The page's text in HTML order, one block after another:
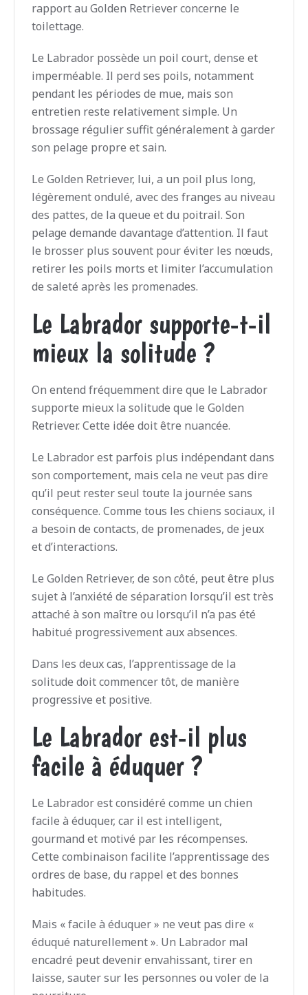
rapport au Golden Retriever concerne le
toilettage.
Le Labrador possède un poil court, dense et
imperméable. Il perd ses poils, notamment
pendant les périodes de mue, mais son
entretien reste relativement simple. Un
brossage régulier suffit généralement à garder
son pelage propre et sain.
Le Golden Retriever, lui, a un poil plus long,
légèrement ondulé, avec des franges au niveau
des pattes, de la queue et du poitrail. Son
pelage demande davantage d’attention. Il faut
le brosser plus souvent pour éviter les nœuds,
retirer les poils morts et limiter l’accumulation
de saleté après les promenades.
Le Labrador supporte-t-il
mieux la solitude ?
On entend fréquemment dire que le Labrador
supporte mieux la solitude que le Golden
Retriever. Cette idée doit être nuancée.
Le Labrador est parfois plus indépendant dans
son comportement, mais cela ne veut pas dire
qu’il peut rester seul toute la journée sans
conséquence. Comme tous les chiens sociaux, il
a besoin de contacts, de promenades, de jeux
et d’interactions.
Le Golden Retriever, de son côté, peut être plus
sujet à l’anxiété de séparation lorsqu’il est très
attaché à son maître ou lorsqu’il n’a pas été
habitué progressivement aux absences.
Dans les deux cas, l’apprentissage de la
solitude doit commencer tôt, de manière
progressive et positive.
Le Labrador est-il plus
facile à éduquer ?
Le Labrador est considéré comme un chien
facile à éduquer, car il est intelligent,
gourmand et motivé par les récompenses.
Cette combinaison facilite l’apprentissage des
ordres de base, du rappel et des bonnes
habitudes.
Mais « facile à éduquer » ne veut pas dire «
éduqué naturellement ». Un Labrador mal
encadré peut devenir envahissant, tirer en
laisse, sauter sur les personnes ou voler de la